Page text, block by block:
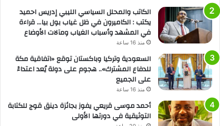
الكاتب والمحلل السياسي الليبي إدريس احميد
يكتب : الكاميرون في ظل غياب بول بيا… قراءة
في المشهد وأسباب الغياب ومآلات الأوضاع
منذ 16 ساعة
السعودية وتركيا وباكستان توقع «اتفاقية مكة
للدفاع المشترك».. هجوم على دولة يُعد اعتداءً
على الجميع
منذ 16 ساعة
أحمد موسى قريعي يفوز بجائزة دينق قوج للكتابة
التوثيقية في دورتها الأولى